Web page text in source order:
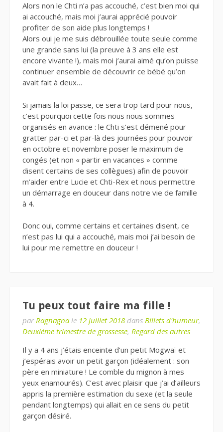
Alors non le Chti n’a pas accouché, c’est bien moi qui
ai accouché, mais moi j’aurai apprécié pouvoir
profiter de son aide plus longtemps !
Alors oui je me suis débrouillée toute seule comme
une grande sans lui (la preuve à 3 ans elle est
encore vivante !), mais moi j’aurai aimé qu’on puisse
continuer ensemble de découvrir ce bébé qu’on
avait fait à deux…
Si jamais la loi passe, ce sera trop tard pour nous,
c’est pourquoi cette fois nous nous sommes
organisés en avance : le Chti s’est démené pour
gratter par-ci et par-là des journées pour pouvoir
en octobre et novembre poser le maximum de
congés (et non « partir en vacances » comme
disent certains de ses collègues) afin de pouvoir
m’aider entre Lucie et Chti-Rex et nous permettre
un démarrage en douceur dans notre vie de famille
à 4.
Donc oui, comme certains et certaines disent, ce
n’est pas lui qui a accouché, mais moi j’ai besoin de
lui pour me remettre en douceur !
Tu peux tout faire ma fille !
par Ragnagna le 12 juillet 2018 dans Billets d'humeur,
Deuxième trimestre de grossesse, Regard des autres
Il y a 4 ans j’étais enceinte d’un petit Mogwaï et
j’espérais avoir un petit garçon (idéalement : son
père en miniature ! Le comble du mignon à mes
yeux enamourés). C’est avec plaisir que j’ai d’ailleurs
appris la première estimation du sexe (et la seule
pendant longtemps) qui allait en ce sens du petit
garçon désiré.